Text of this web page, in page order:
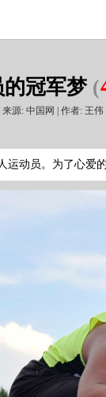
冠军梦 (
来源: 中国网 | 作者: 王
动员。为了心爱